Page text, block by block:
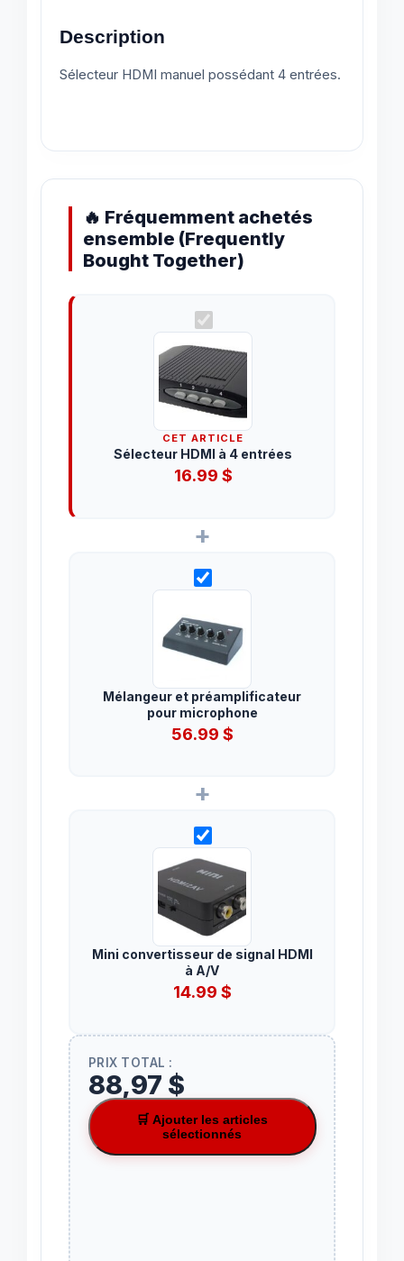
Description
Sélecteur HDMI manuel possédant 4 entrées.
🔥 Fréquemment achetés
ensemble (Frequently
Bought Together)
CET ARTICLE
Sélecteur HDMI à 4 entrées
16.99 $
+
Mélangeur et préamplificateur
pour microphone
56.99 $
+
Mini convertisseur de signal HDMI
à A/V
14.99 $
PRIX TOTAL :
88,97 $
🛒 Ajouter les articles
sélectionnés